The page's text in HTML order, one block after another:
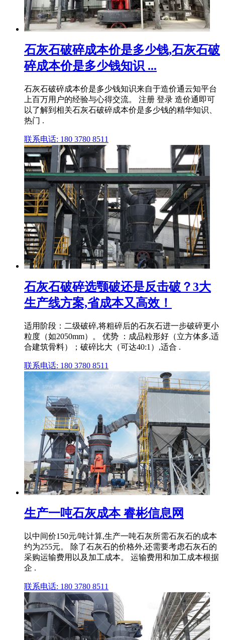
石灰石破碎成本价是多少钱,石灰石破
碎成本价是多少钱知识 ...
石灰石破碎成本价是多少钱知识来自于造价通云知平台
上百万用户的经验与心得交流。 注册 登录 造价通即可
以了解到相关石灰石破碎成本价是多少钱的精华知识、
热门 .
联系电话: 180 3780 8511
石灰石破碎选颚破还是反击破？3大
生产线方案,省成本又高效！
适用阶段：二级破碎,将粗碎后的石灰石进一步破碎更小
粒度（如2050mm）。 优势 ：成品粒形好（立方体多,适
合建筑骨料）；破碎比大（可达40:1）,适合 .
联系电话: 180 3780 8511
生产一吨石灰成本 睿彬信息网
以中间价150元/吨计算,生产一吨石灰所需石灰石的成本
约为255元。 除了石灰石的价格外,还需要考虑石灰石的
采购运输费用以及加工成本。 运输费用和加工成本根据
企 .
联系电话: 180 3780 8511